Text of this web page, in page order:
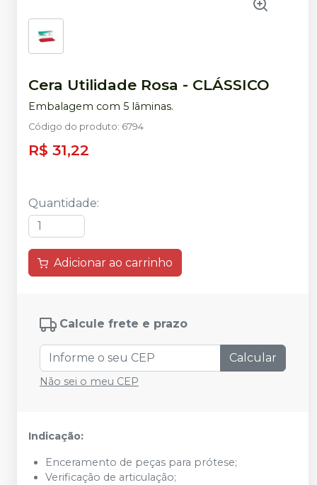
Cera Utilidade Rosa - CLÁSSICO
Embalagem com 5 lâminas.
Código do produto: 6794
R$ 31,22
Quantidade:
Adicionar ao carrinho
Calcule frete e prazo
Calcular
Não sei o meu CEP
Indicação:
Enceramento de peças para prótese;
Verificação de articulação;